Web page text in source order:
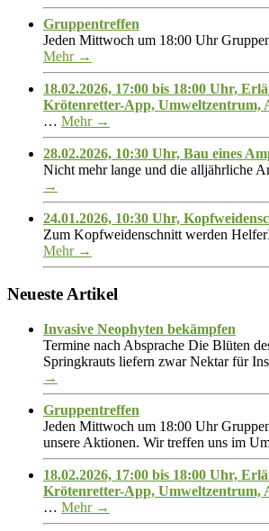
Gruppentreffen
Jeden Mittwoch um 18:00 Uhr
Mehr →
18.02.2026, 17:00 bis 18:00 Uhr,
Krötenretter-App, Umweltzentrum,
… Mehr →
28.02.2026, 10:30 Uhr, Bau eines
Nicht mehr lange und die alljährliche
→
24.01.2026, 10:30 Uhr,
Zum Kopfweidenschnitt werden
Mehr →
Neueste Artikel
Invasive Neophyten bekämpfen
Termine nach Absprache Die Blüten
Springkrauts liefern zwar Nektar für
→
Gruppentreffen
Jeden Mittwoch um 18:00 Uhr
unsere Aktionen. Wir treffen uns im
18.02.2026, 17:00 bis 18:00 Uhr,
Krötenretter-App, Umweltzentrum,
… Mehr →